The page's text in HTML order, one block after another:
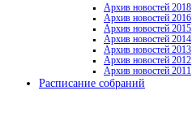
Архив новостей 2018
Архив новостей 2016
Архив новостей 2015
Архив новостей 2014
Архив новостей 2013
Архив новостей 2012
Архив новостей 2011
Расписание собраний